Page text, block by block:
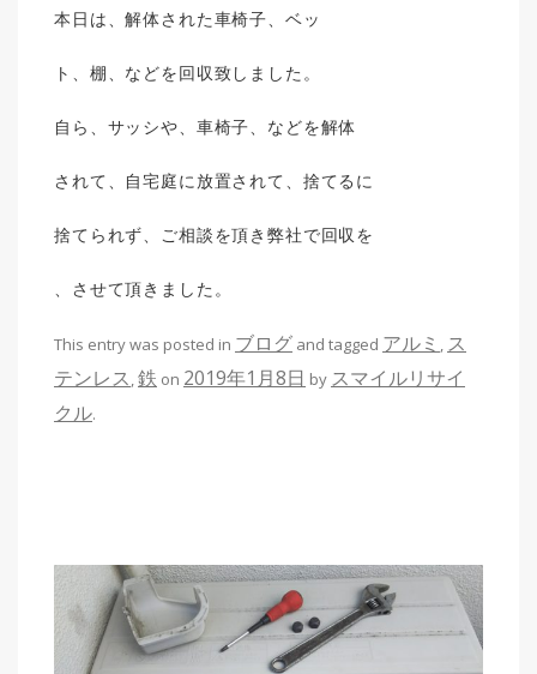
本日は、解体された車椅子、ベッ
ト、棚、などを回収致しました。
自ら、サッシや、車椅子、などを解体
されて、自宅庭に放置されて、捨てるに
捨てられず、ご相談を頂き弊社で回収を
、させて頂きました。
This entry was posted in ブログ and tagged アルミ , ス
テンレス,鉄 on 2019年1月8日 by スマイルリサイ
クル.